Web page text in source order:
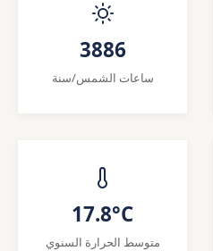
3886
ساعات الشمس/سنة
17.8°C
متوسط الحرارة السنوي